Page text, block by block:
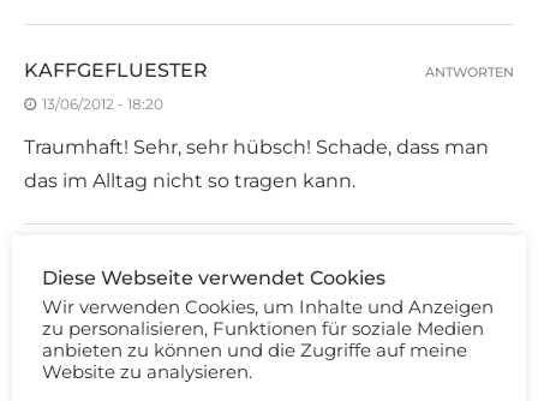
KAFFGEFLUESTER
13/06/2012 - 18:20
Traumhaft! Sehr, sehr hübsch! Schade, dass man
das im Alltag nicht so tragen kann.
ANTWORTEN
KATRIN
13/06/2012 - 18:20
Wow, sieht echt toll aus! Aber ich würde es gerne
mal mit dem kompletten Gesicht sehen.
Diese Webseite verwendet Cookies
Wir verwenden Cookies, um Inhalte und Anzeigen
zu personalisieren, Funktionen für soziale Medien
anbieten zu können und die Zugriffe auf meine
Website zu analysieren.